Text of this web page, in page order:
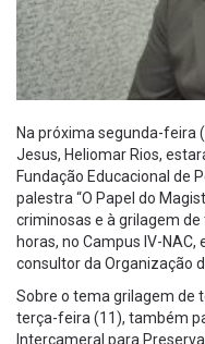
Na próxima segunda-feira
Jesus, Heliomar Rios,
Fundação Educacional de
palestra “O Papel do
criminosas e à grilagem
horas, no Campus IV-
consultor da Organização
Sobre o tema grilagem de
terça-feira (11), também
Intercameral para